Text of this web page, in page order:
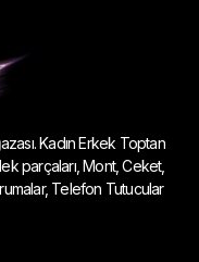
Kadın Erkek Toptan
parçaları, Mont, Ceket,
Telefon Tutucular